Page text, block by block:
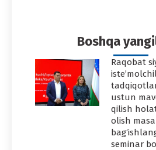
Boshqa
Raqobat
ustun
qilish
olish
seminar